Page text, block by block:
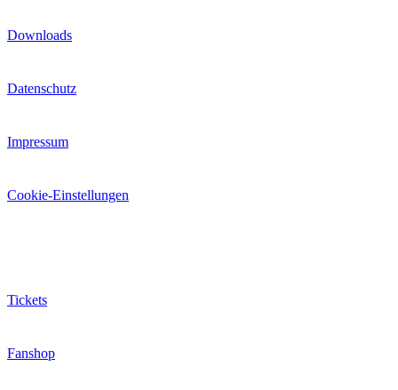
Downloads
Datenschutz
Impressum
Cookie-Einstellungen
Tickets
Fanshop